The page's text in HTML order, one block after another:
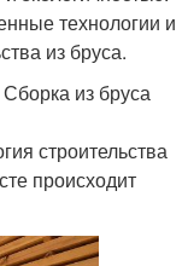
технологии и
из бруса.
из бруса
строительства
происходит